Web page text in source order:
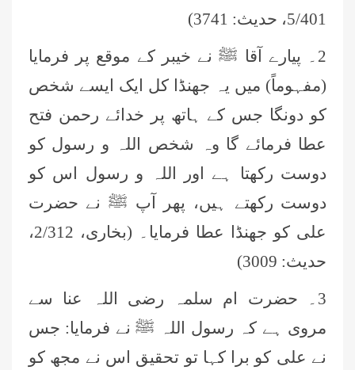
5/401، حدیث: 3741)
2۔ پیارے آقا ﷺ نے خیبر کے موقع پر فرمایا
(مفہوماً) میں یہ جھنڈا کل ایک ایسے شخص
کو دونگا جس کے ہاتھ پر خدائے رحمن فتح
عطا فرمائے گا وہ شخص اللہ و رسول کو
دوست رکھتا ہے اور اللہ و رسول اس کو
دوست رکھتے ہیں، پھر آپ ﷺ نے حضرت
علی کو جھنڈا عطا فرمایا۔ (بخاری، 2/312،
حدیث: 3009)
3۔ حضرت ام سلمہ رضی اللہ عنا سے
مروی ہے کہ رسول اللہ ﷺ نے فرمایا: جس
نے علی کو برا کہا تو تحقیق اس نے مجھ کو